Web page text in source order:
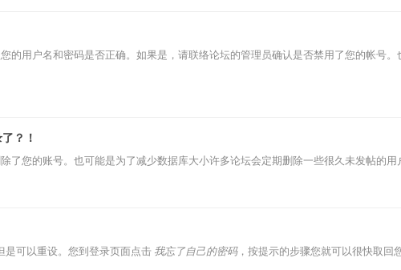
的用户名和密码是否正确。如果是，请联络论坛的管理员确认是否禁用了您的帐号
？！
了您的账号。也可能是为了减少数据库大小许多论坛会定期删除一些很久未发帖的用
是可以重设。您到登录页面点击 我忘了自己的密码，按提示的步骤您就可以很快取回